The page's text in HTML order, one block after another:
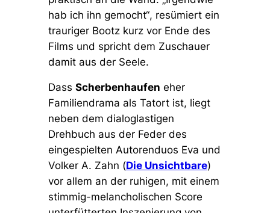
hab ich ihn gemocht“, resümiert ein
trauriger Bootz kurz vor Ende des
Films und spricht dem Zuschauer
damit aus der Seele.
Dass Scherbenhaufen eher
Familiendrama als Tatort ist, liegt
neben dem dialoglastigen
Drehbuch aus der Feder des
eingespielten Autorenduos Eva und
Volker A. Zahn (Die Unsichtbare)
vor allem an der ruhigen, mit einem
stimmig-melancholischen Score